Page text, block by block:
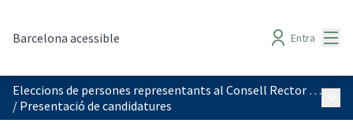
Barcelona acessible Entra
Eleccions de persones representants al Consell Rector de l'IMPD
/ Presentació de candidatures